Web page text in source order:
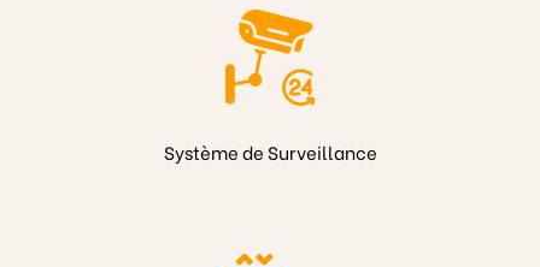
Système de Surveillance